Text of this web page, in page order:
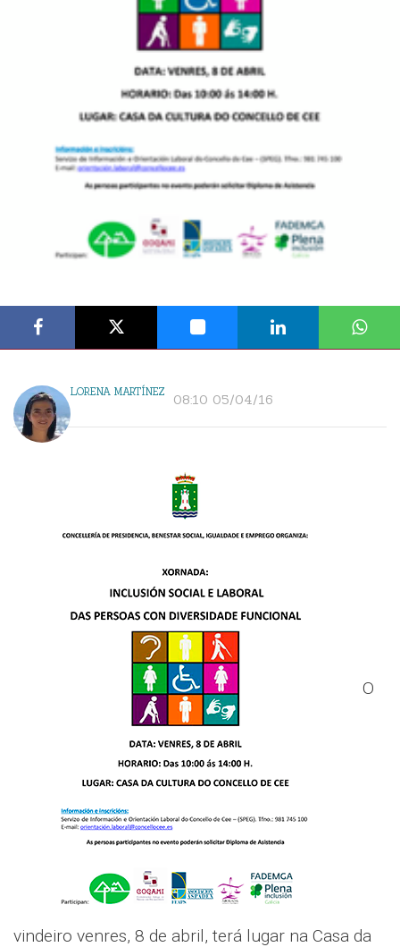
LORENA MARTÍNEZ 08:10 05/04/16
O
vindeiro venres, 8 de abril, terá lugar na Casa da